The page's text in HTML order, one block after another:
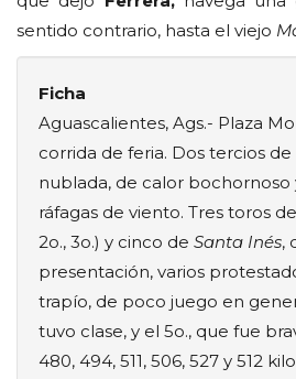
sentido contrario, hasta el viejo
Ficha
Aguascalientes, Ags.- Plaza
corrida de feria. Dos tercios
nublada, de calor bochornoso
ráfagas de viento. Tres toros de
2o., 3o.) y cinco de Santa Inés,
presentación, varios
trapío, de poco juego en
tuvo clase, y el 5o., que fue
480, 494, 511, 506, 527 y 512